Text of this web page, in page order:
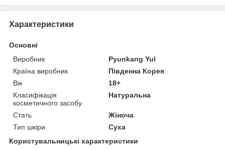
Характеристики
Основні
Виробник
Pyunkang Yul
Країна виробник
Південна Корея
Вік
18+
Класифікація
косметичного засобу
Натуральна
Стать
Жіноча
Тип шкіри
Суха
Користувальницькі характеристики